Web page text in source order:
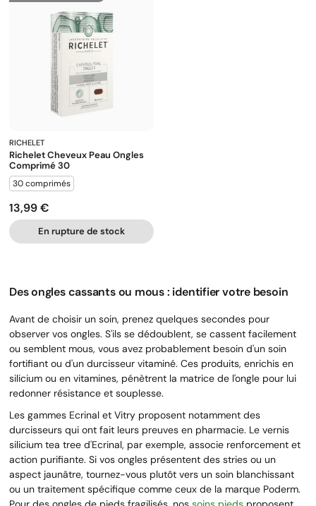
RICHELET
Richelet Cheveux Peau Ongles
Comprimé 30
30 comprimés
Prix
13,99 €
En rupture de stock
Des ongles cassants ou mous : identifier votre besoin
Avant de choisir un soin, prenez quelques secondes pour
observer vos ongles. S'ils se dédoublent, se cassent facilement
ou semblent mous, vous avez probablement besoin d'un soin
fortifiant ou d'un durcisseur vitaminé. Ces produits, enrichis en
silicium ou en vitamines, pénètrent la matrice de l'ongle pour lui
redonner résistance et souplesse.
Les gammes Ecrinal et Vitry proposent notamment des
durcisseurs qui ont fait leurs preuves en pharmacie. Le vernis
silicium tea tree d'Ecrinal, par exemple, associe renforcement et
action purifiante. Si vos ongles présentent des stries ou un
aspect jaunâtre, tournez-vous plutôt vers un soin blanchissant
ou un traitement spécifique comme ceux de la marque Poderm.